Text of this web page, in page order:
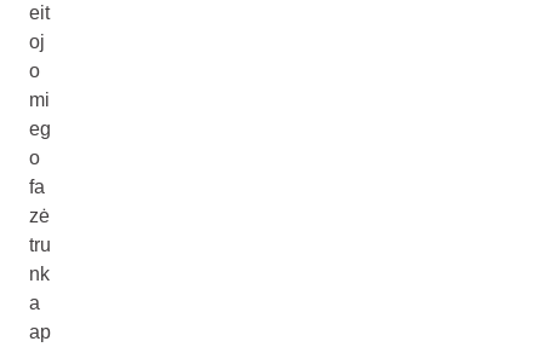
eit
oj
o
mi
eg
o
fa
zė
tru
nk
a
ap